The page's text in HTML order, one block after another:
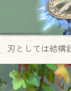
刃としては結構